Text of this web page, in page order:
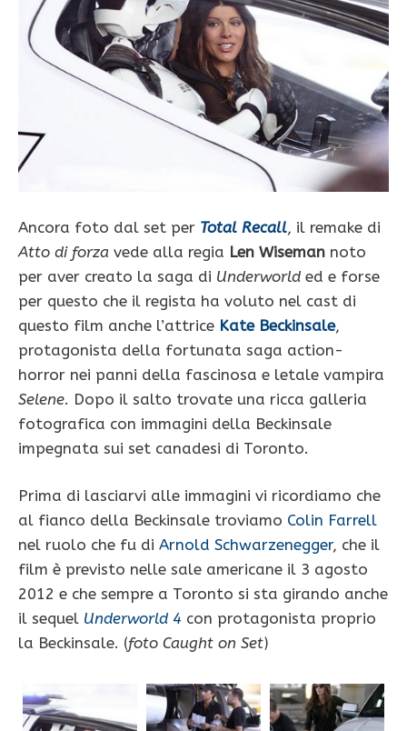
Ancora foto dal set per Total Recall, il remake di
Atto di forza vede alla regia Len Wiseman noto
per aver creato la saga di Underworld ed e forse
per questo che il regista ha voluto nel cast di
questo film anche l’attrice Kate Beckinsale,
protagonista della fortunata saga action-
horror nei panni della fascinosa e letale vampira
Selene. Dopo il salto trovate una ricca galleria
fotografica con immagini della Beckinsale
impegnata sui set canadesi di Toronto.
Prima di lasciarvi alle immagini vi ricordiamo che
al fianco della Beckinsale troviamo Colin Farrell
nel ruolo che fu di Arnold Schwarzenegger, che il
film è previsto nelle sale americane il 3 agosto
2012 e che sempre a Toronto si sta girando anche
il sequel Underworld 4 con protagonista proprio
la Beckinsale. (foto Caught on Set)